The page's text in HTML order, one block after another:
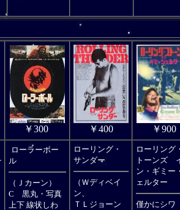
￥300 ￥400 ￥900
ローラーボー
ル
（Ｊカーン）
C 黒丸・写真
上下 線状しわ
ローリング・
サンダー
（Ｗディベイ
ン、
ＴＬジョーン
ローリング
トーンズ
ン・ギミー
ェルター
僅かにシ